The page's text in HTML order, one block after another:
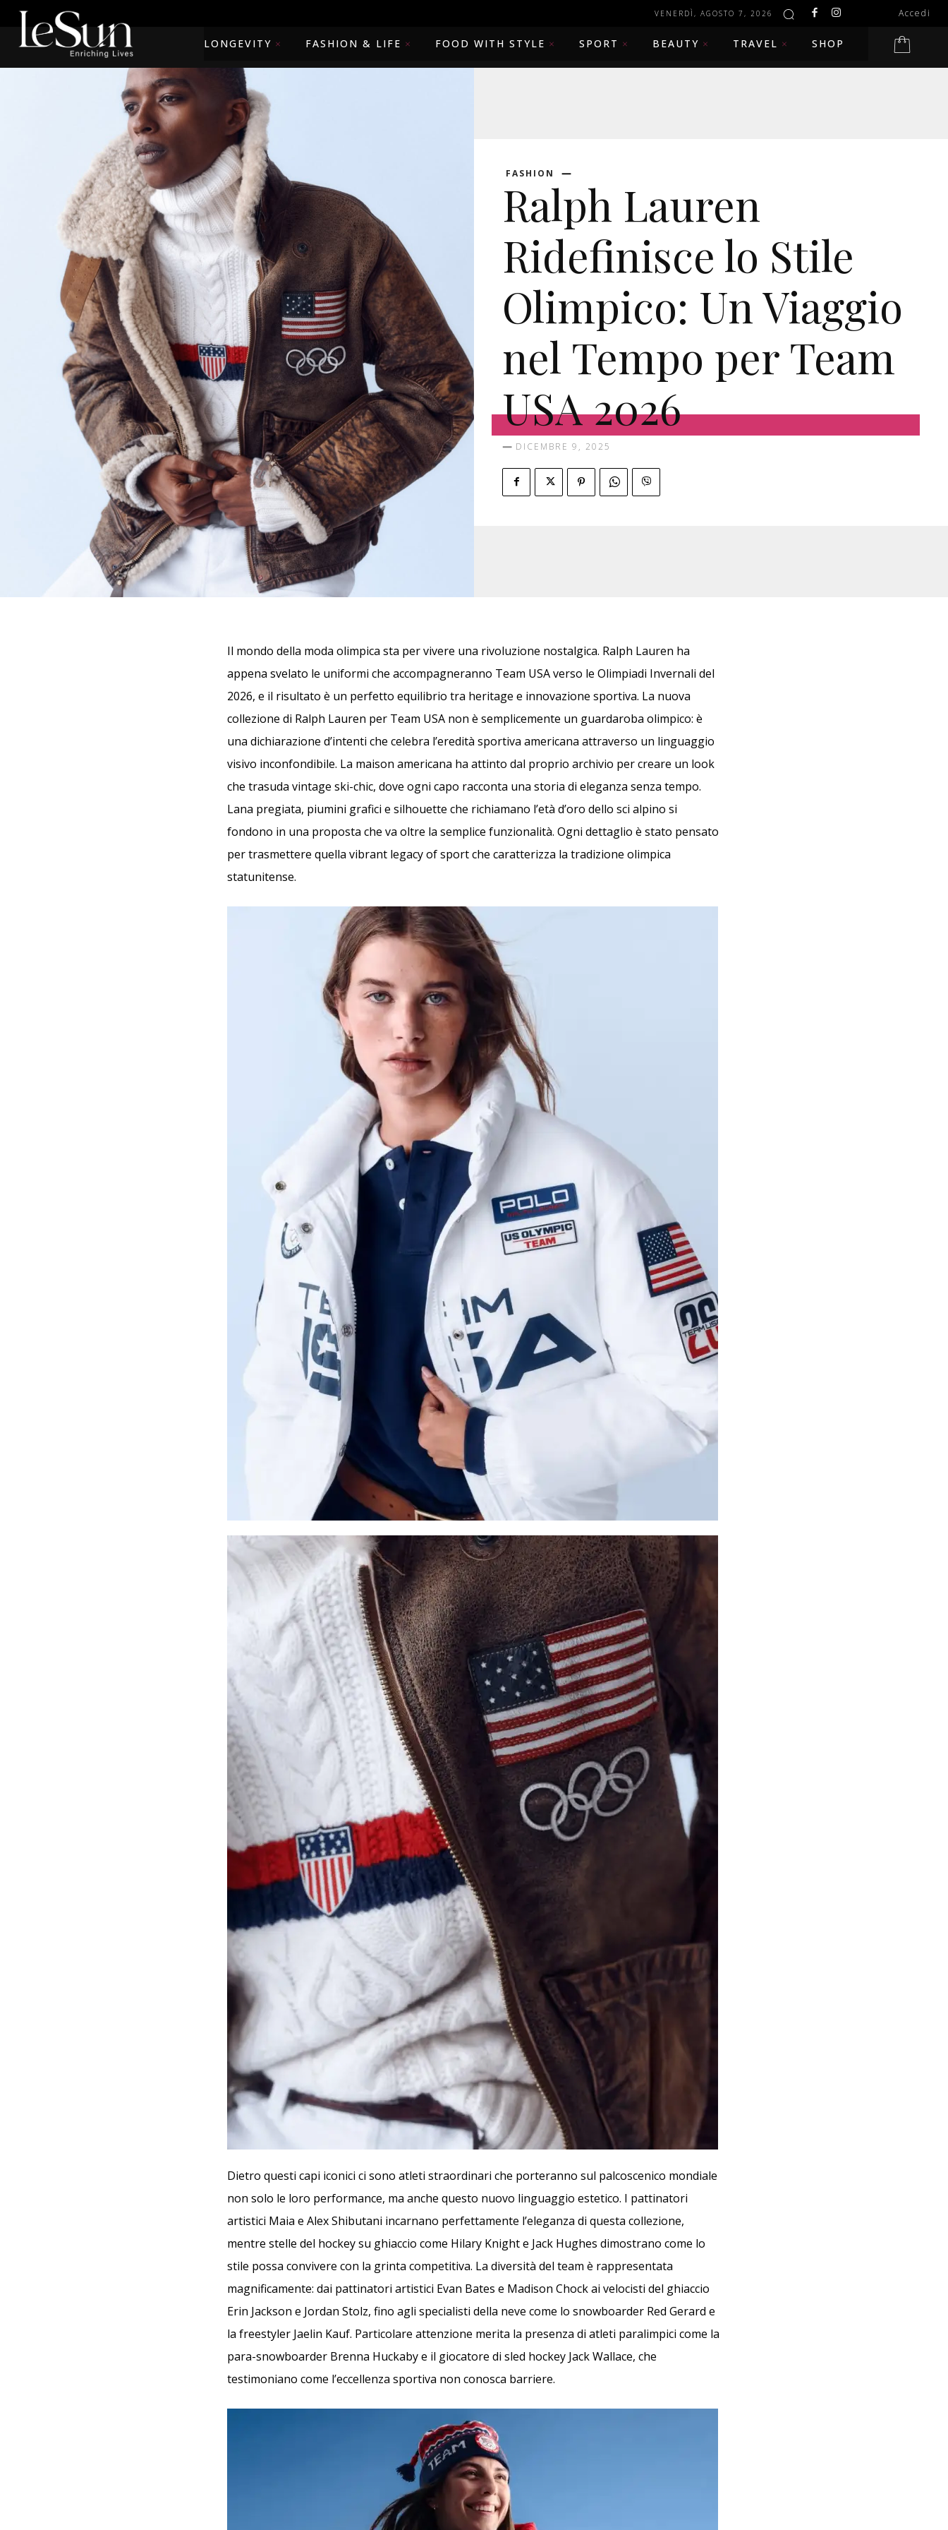
VENERDÌ, AGOSTO 7, 2026 Accedi
LONGEVITY FASHION & LIFE FOOD WITH STYLE SPORT BEAUTY TRAVEL SHOP
FASHION
Ralph Lauren
Ridefinisce lo Stile
Olimpico: Un Viaggio
nel Tempo per Team
USA 2026
DICEMBRE 9, 2025
Il mondo della moda olimpica sta per vivere una rivoluzione nostalgica. Ralph Lauren ha
appena svelato le uniformi che accompagneranno Team USA verso le Olimpiadi Invernali del
2026, e il risultato è un perfetto equilibrio tra heritage e innovazione sportiva. La nuova
collezione di Ralph Lauren per Team USA non è semplicemente un guardaroba olimpico: è
una dichiarazione d’intenti che celebra l’eredità sportiva americana attraverso un linguaggio
visivo inconfondibile. La maison americana ha attinto dal proprio archivio per creare un look
che trasuda vintage ski-chic, dove ogni capo racconta una storia di eleganza senza tempo.
Lana pregiata, piumini grafici e silhouette che richiamano l’età d’oro dello sci alpino si
fondono in una proposta che va oltre la semplice funzionalità. Ogni dettaglio è stato pensato
per trasmettere quella vibrant legacy of sport che caratterizza la tradizione olimpica
statunitense.
Dietro questi capi iconici ci sono atleti straordinari che porteranno sul palcoscenico mondiale
non solo le loro performance, ma anche questo nuovo linguaggio estetico. I pattinatori
artistici Maia e Alex Shibutani incarnano perfettamente l’eleganza di questa collezione,
mentre stelle del hockey su ghiaccio come Hilary Knight e Jack Hughes dimostrano come lo
stile possa convivere con la grinta competitiva. La diversità del team è rappresentata
magnificamente: dai pattinatori artistici Evan Bates e Madison Chock ai velocisti del ghiaccio
Erin Jackson e Jordan Stolz, fino agli specialisti della neve come lo snowboarder Red Gerard e
la freestyler Jaelin Kauf. Particolare attenzione merita la presenza di atleti paralimpici come la
para-snowboarder Brenna Huckaby e il giocatore di sled hockey Jack Wallace, che
testimoniano come l’eccellenza sportiva non conosca barriere.